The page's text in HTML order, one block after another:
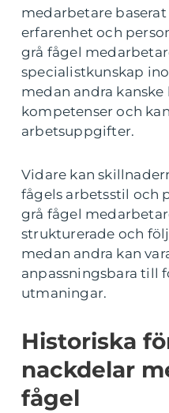
medarbetare
erfarenhet och
grå fågel
specialistkunskap
medan andra
kompetenser och
arbetsuppgifter.
Vidare kan
fågels arbetsstil och
grå fågel
strukturerade och
medan andra kan
anpassningsbara till
utmaningar.
Historiska
nackdelar
fågel